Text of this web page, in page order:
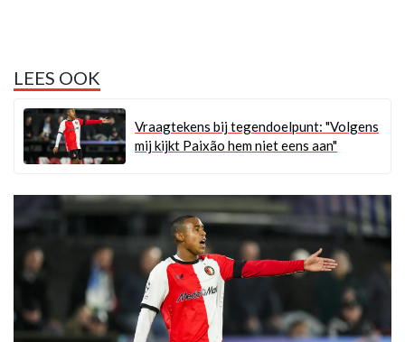
LEES OOK
Vraagtekens bij tegendoelpunt: "Volgens
mij kijkt Paixão hem niet eens aan"